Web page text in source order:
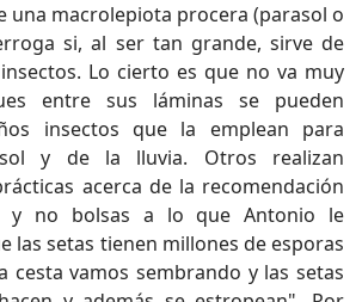
una macrolepiota procera (parasol o
si, al ser tan grande, sirve de
Lo cierto es que no va muy
entre sus láminas se pueden
insectos que la emplean para
y de la lluvia. Otros realizan
acerca de la recomendación
y no bolsas a lo que Antonio le
las setas tienen millones de esporas
cesta vamos sembrando y las setas